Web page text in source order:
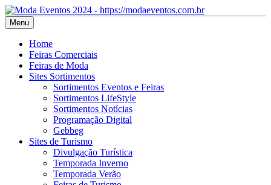
Skip
to
content
Moda Eventos 2026 – Desfiles de Moda 2026 – Feiras de Moda
2026
Moda Eventos 2026 – Moda Eventos no Brasil 2026 – Desfiles de
Moda 2026 – Feiras de Moda 2026 – Feiras de Moda no Brasil 2026
– Moda Eventos 2026 – Feiras de Moda Calçados 2026 – Feiras de
Moda Íntima 2026
Menu
Home
Feiras Comerciais
Feiras de Moda
Sites Sortimentos
Sortimentos Eventos e Feiras
Sortimentos LifeStyle
Sortimentos Notícias
Programação Digital
Gebbeg
Sites de Turismo
Divulgação Turística
Temporada Inverno
Temporada Verão